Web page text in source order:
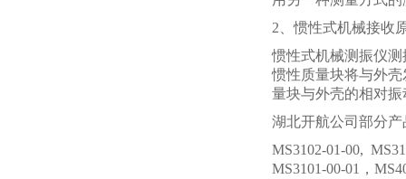
2、惯性式机械接收
惯性式机械测振仪
惯性质量块将与外
量块与外壳的相对
湖北开航公司部分产
MS3102-01-00,
MS3101-00-01，